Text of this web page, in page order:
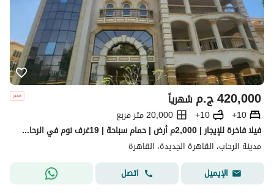
ج.م420,000 شهرياً
10+
10+
20,000 متر مربع
فيلا فاخرة للإيجار | 2,000م أرض | حمام سباحة | 19غرف نوم في الرحاب القاهرة الجديدة
مدينة الرحاب، القاهرة الجديدة، القاهرة
الإيميل
اتصل